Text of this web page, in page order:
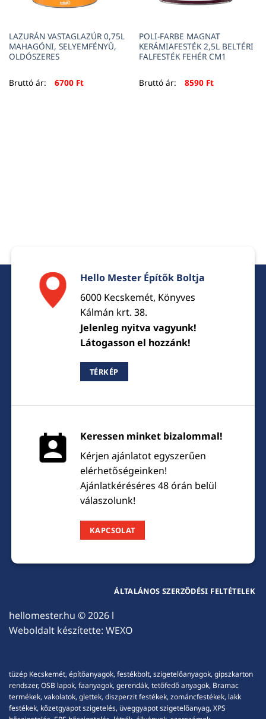
LAZURÁN VASTAGLAZÚR 0,75L
MAHAGÓNI, SELYEMFÉNYŰ,
OLDÓSZERES
Bruttó ár: 6700 Ft
POLI-FARBE MAGNAT
KERÁMIAFESTÉK 2,5L BELTÉRI
FALFESTÉK FEHÉR CM1
Bruttó ár: 8590 Ft
Hello Mester Építők Boltja
6000 Kecskemét, Könyves
Kálmán krt. 38.
Jelenleg nyitva vagyunk!
Látogasson el hozzánk!
TÉRKÉP
Keressen minket bizalommal!
Kérjen ajánlatot egyszerűen
elérhetőségeinken!
Ajánlatkéréséres 48 órán belül
válaszolunk!
KAPCSOLAT
hellomester.hu © 2026 l
Weboldalt készítette: WEXO
ÁLTALÁNOS SZERZŐDÉSI FELTÉTELEK
tüzép Kecskemét, építőanyagok, festékbolt, szigetelőanyagok, gipszkarton
rendszer, OSB lapok, faanyagok, gerendák, tetőfedő anyagok, Bramac
termékek, vakolatok, glettek, diszperzit festékek, zománcfestékek, lakk
festékek, kőzetgyapot szigetelés, üveggyapot szigetelőanyag, XPS